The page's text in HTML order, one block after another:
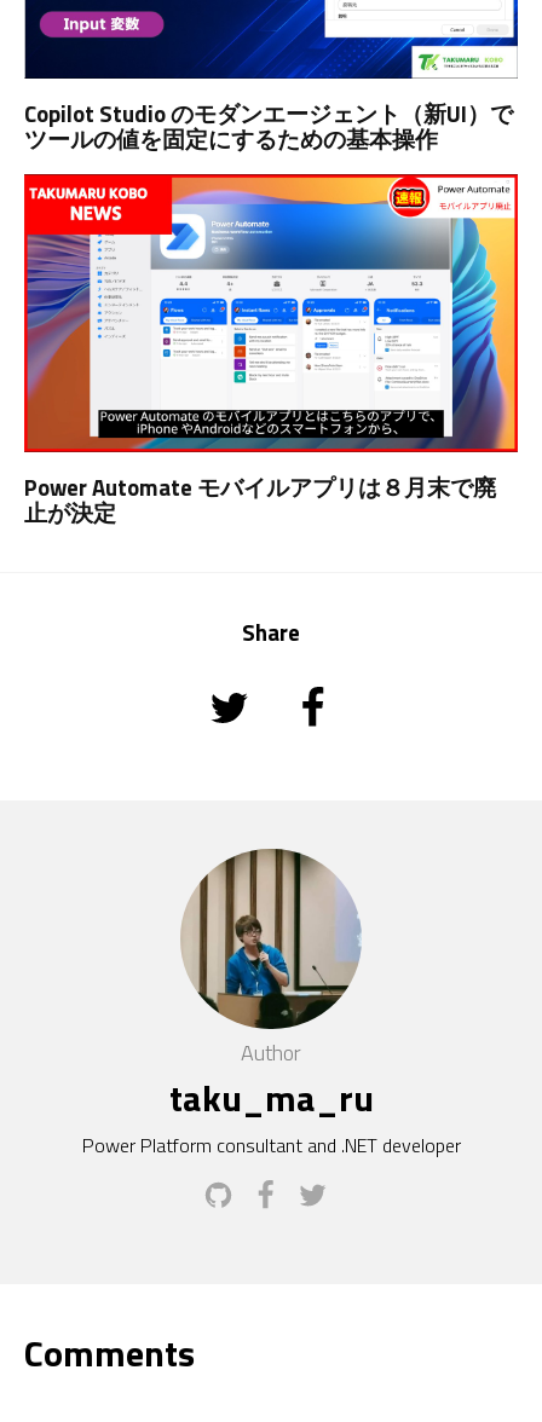
Copilot Studio のモダンエージェント（新UI）で
ツールの値を固定にするための基本操作
Power Automate モバイルアプリは８月末で廃
止が決定
Share
Author
taku_ma_ru
Power Platform consultant and .NET developer
Comments